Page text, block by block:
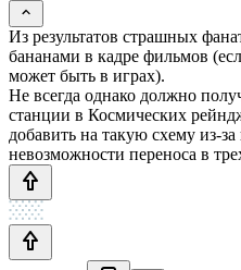
Из результатов страшных
бананами в кадре фильмов
может быть в играх).
Не всегда однако должно
станции в Космических
добавить на такую схему из-
невозможности переноса в